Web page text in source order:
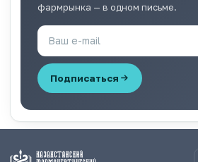
фармрынка — в одном письме.
Подписаться